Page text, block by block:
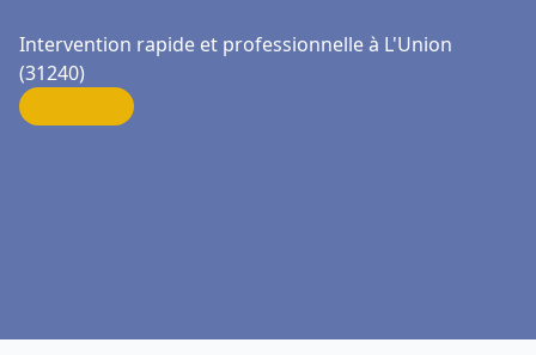
Intervention rapide et professionnelle à L'Union
(31240)